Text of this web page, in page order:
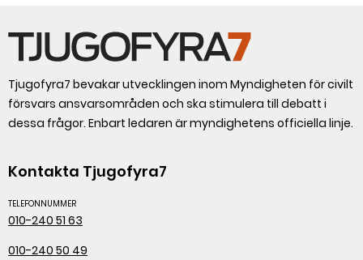
Tjugofyra7 bevakar utvecklingen inom Myndigheten för civilt
försvars ansvarsområden och ska stimulera till debatt i
dessa frågor. Enbart ledaren är myndighetens officiella linje.
Kontakta Tjugofyra7
TELEFONNUMMER
010-240 51 63
010-240 50 49